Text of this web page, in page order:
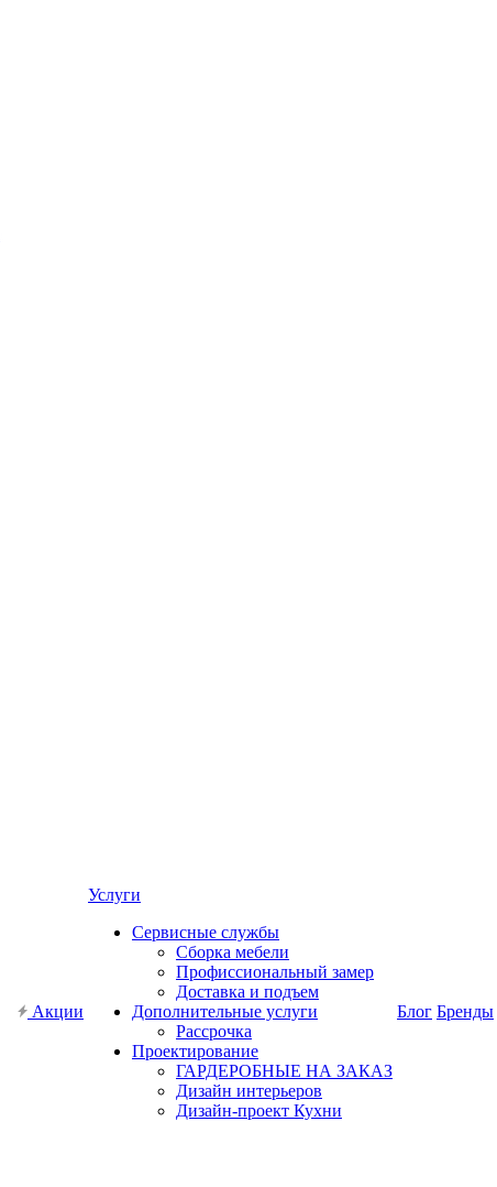
Акции
Услуги
Сервисные службы
Сборка мебели
Профиссиональный замер
Доставка и подъем
Дополнительные услуги
Рассрочка
Проектирование
ГАРДЕРОБНЫЕ НА ЗАКАЗ
Дизайн интерьеров
Дизайн-проект Кухни
Блог Бренды